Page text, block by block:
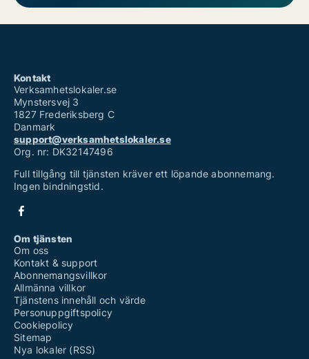
Kontakt
Verksamhetslokaler.se
Mynstersvej 3
1827 Frederiksberg C
Danmark
support@verksamhetslokaler.se
Org. nr: DK32147496
Full tillgång till tjänsten kräver ett löpande abonnemang.
Ingen bindningstid.
Om tjänsten
Om oss
Kontakt & support
Abonnemangsvillkor
Allmänna villkor
Tjänstens innehåll och värde
Personuppgiftspolicy
Cookiepolicy
Sitemap
Nya lokaler (RSS)